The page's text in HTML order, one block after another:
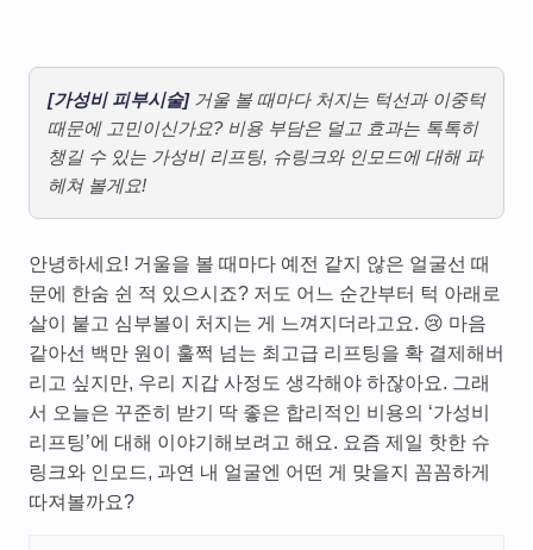
[가성비 피부시술]거울 볼 때마다 처지는 턱선과 이중턱
때문에 고민이신가요? 비용 부담은 덜고 효과는 톡톡히
챙길 수 있는 가성비 리프팅, 슈링크와 인모드에 대해 파
헤쳐 볼게요!
안녕하세요! 거울을 볼 때마다 예전 같지 않은 얼굴선 때
문에 한숨 쉰 적 있으시죠? 저도 어느 순간부터 턱 아래로
살이 붙고 심부볼이 처지는 게 느껴지더라고요. 😢 마음
같아선 백만 원이 훌쩍 넘는 최고급 리프팅을 확 결제해버
리고 싶지만, 우리 지갑 사정도 생각해야 하잖아요. 그래
서 오늘은 꾸준히 받기 딱 좋은 합리적인 비용의 ‘가성비
리프팅’에 대해 이야기해보려고 해요. 요즘 제일 핫한 슈
링크와 인모드, 과연 내 얼굴엔 어떤 게 맞을지 꼼꼼하게
따져볼까요?